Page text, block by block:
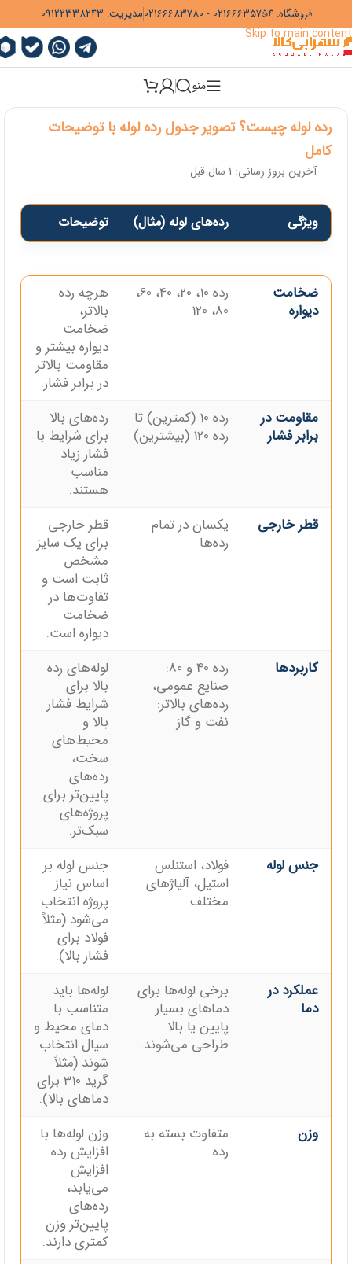
Skip to navigation
Skip to main content
فروشگاه:02166635754
-
02166683780مدیریت: 09122338243
منو
رده لوله چیست؟ تصویر جدول رده لوله با توضیحات
کامل
آخرین بروز رسانی: 1 سال قبل
ویژگی رده‌های لوله (مثال) توضیحات
ویژگی رده‌های لوله (مثال)
ضخامت
دیواره
رده 10، 20، 40، 60،
80، 120
هرچه رده
بالاتر،
ضخامت
دیواره بیشتر و
مقاومت بالاتر
در برابر فشار.
مقاومت در
برابر فشار
رده 10 (کمترین) تا
رده 120 (بیشترین)
رده‌های بالا
برای شرایط با
فشار زیاد
مناسب
هستند.
قطر خارجی
یکسان در تمام
رده‌ها
قطر خارجی
برای یک سایز
مشخص
ثابت است و
تفاوت‌ها در
ضخامت
دیواره است.
کاربردها
رده 40 و 80:
صنایع عمومی،
رده‌های بالاتر:
نفت و گاز
لوله‌های رده
بالا برای
شرایط فشار
بالا و
محیط‌های
سخت،
رده‌های
پایین‌تر برای
پروژه‌های
سبک‌تر.
جنس لوله
فولاد، استنلس
استیل، آلیاژهای
مختلف
جنس لوله بر
اساس نیاز
پروژه انتخاب
می‌شود (مثلاً
فولاد برای
فشار بالا).
عملکرد در
دما
برخی لوله‌ها برای
دماهای بسیار
پایین یا بالا
طراحی می‌شوند.
لوله‌ها باید
متناسب با
دمای محیط و
سیال انتخاب
شوند (مثلاً
گرید 310 برای
دماهای بالا).
وزن
متفاوت بسته به
رده
وزن لوله‌ها با
افزایش رده
افزایش
می‌یابد،
رده‌های
پایین‌تر وزن
کمتری دارند.